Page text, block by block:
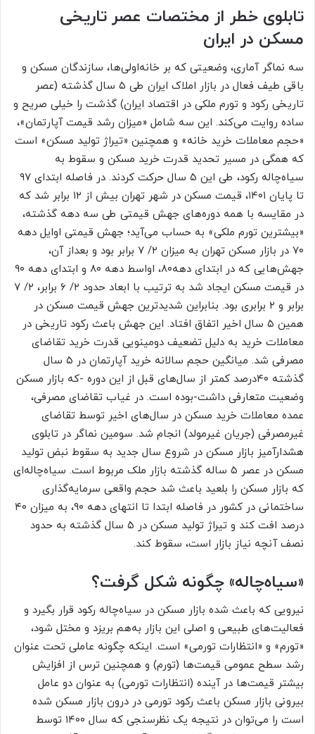
تابلوی خطر از مختصات عصر تاریخی
مسکن در ایران
سه نماگر آماری، وضعیتی که بر خانه‌‌‌اولی‌‌‌ها، سازندگان مسکن و
باقی طیف فعال در بازار املاک ایران طی ۵ سال گذشته (عصر
تاریخی رکود و تورم‌‌‌ ملکی در اقتصاد ایران) گذشت را خیلی صریح و
ساده روایت می‌کند. این سه شامل «میزان رشد قیمت آپارتمان»،
«حجم معاملات خرید خانه» و همچنین «تیراژ تولید مسکن» است
که همگی در مسیر تحدید قدرت خرید مسکن و سقوط به
سیاه‌‌‌چاله رکود، طی این ۵ سال حرکت کردند. در فاصله ابتدای ۹۷
تا پایان ۱۴۰۱، قیمت مسکن در شهر تهران بیش ‌‌‌از ۱۲ برابر شد که
در مقایسه با همه دوره‌‌‌های جهش قیمتی طی سه دهه گذشته،
«بیشترین تورم ملکی» به حساب می‌‌‌آید؛ جهش قیمتی اوایل دهه
۷۰ در بازار مسکن تهران به میزان ۲/ ۷ برابر بود و بعداز آن،
جهش‌‌‌هایی که در ابتدای دهه۸۰، اواسط دهه ۸۰ و ابتدای دهه ۹۰
در قیمت مسکن ایجاد شد به ترتیب با ابعاد حدود ۲/ ۶ برابر، ۲/ ۷
برابر و ۲ برابری بود. بنابراین شدیدترین جهش قیمت مسکن در
همین ۵ سال اخیر اتفاق افتاد. این جهش باعث رکود تاریخی در
معاملات خرید به دلیل تضعیف دومینویی قدرت خرید تقاضای
مصرفی شد. میانگین حجم سالانه خرید آپارتمان در ۵ سال
گذشته ۴۰‌درصد کمتر از سال‌های قبل از این دوره -که بازار مسکن
وضعیت متعارفی داشت-بوده است. در غیاب تقاضای مصرفی،
عمده معاملات خرید مسکن در سال‌های اخیر توسط تقاضای
غیرمصرفی (جریان غیرمولد) انجام شد. سومین نماگر در تابلوی
هشدارآمیز بازار مسکن در شروع سال جدید به سقوط نبض تولید
مسکن در عصر ۵ ساله گذشته بازار ملک مربوط است. سیاه‌‌‌چاله‌‌‌ای
که بازار مسکن را بلعید باعث شد حجم واقعی سرمایه‌گذاری
درصد افت کند و تیراژ تولید مسکن در ۵ سال گذشته به حدود
نصف آنچه نیاز بازار است، سقوط کند.
«سیاه‌‌‌‌‌‌چاله» چگونه شکل گرفت؟
نیرویی که باعث شده بازار مسکن در سیاه‌‌‌چاله رکود قرار بگیرد و
فعالیت‌‌‌های طبیعی و اصلی این بازار به‌هم‌‌‌ بریزد و مختل شود،
«تورم» و «انتظارات تورمی» است. اینکه چگونه عاملی تحت عنوان
رشد سطح عمومی قیمت‌ها (تورم) و همچنین ترس از افزایش
بیشتر قیمت‌ها در آینده (انتظارات تورمی) به عنوان دو عامل
بیرونی بازار مسکن باعث رکود تورمی در درون بازار مسکن شده
است را می‌توان در نتیجه یک نظرسنجی که سال ۱۴۰۰ توسط